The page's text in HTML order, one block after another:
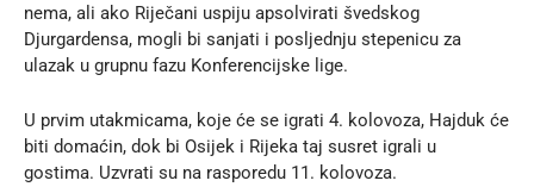
nema, ali ako Riječani uspiju apsolvirati švedskog
Djurgardensa, mogli bi sanjati i posljednju stepenicu za
ulazak u grupnu fazu Konferencijske lige.
U prvim utakmicama, koje će se igrati 4. kolovoza, Hajduk će
biti domaćin, dok bi Osijek i Rijeka taj susret igrali u
gostima. Uzvrati su na rasporedu 11. kolovoza.